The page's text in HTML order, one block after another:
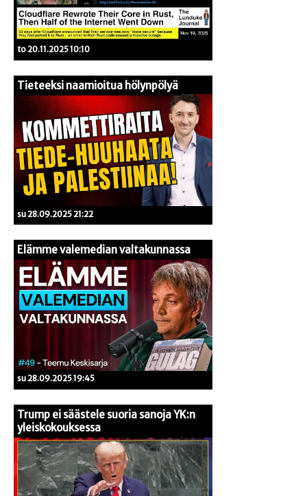
to 20.11.2025 10:10
Tieteeksi naamioitua hölynpölyä
su 28.09.2025 21:22
Elämme valemedian valtakunnassa
su 28.09.2025 19:45
Trump ei säästele suoria sanoja YK:n
yleiskokouksessa